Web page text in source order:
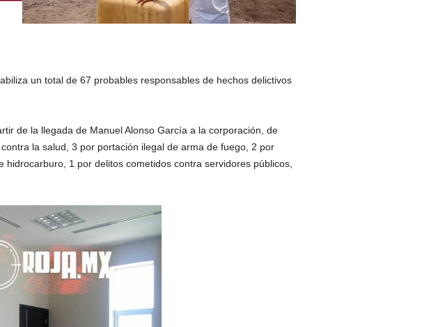
un total de 67 probables responsables de hechos delictivos
de la llegada de Manuel Alonso García a la corporación, de
la salud, 3 por portación ilegal de arma de fuego, 2 por
1 por delitos cometidos contra servidores públicos,